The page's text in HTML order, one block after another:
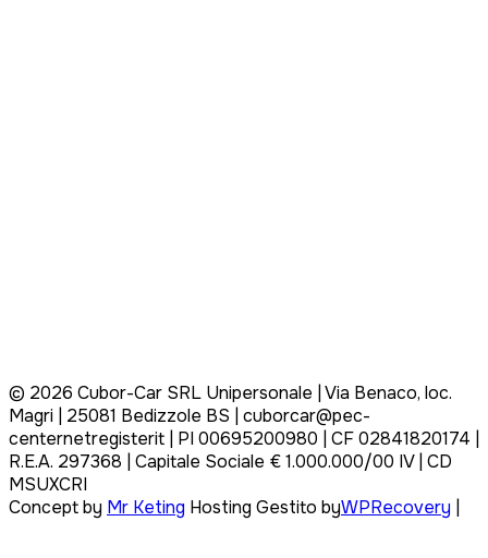
© 2026 Cubor-Car SRL Unipersonale | Via Benaco, loc.
Magri | 25081 Bedizzole BS | cuborcar@pec-
centernetregisterit | PI 00695200980 | CF 02841820174 |
R.E.A. 297368 | Capitale Sociale € 1.000.000/00 IV | CD
MSUXCRI
Concept by Mr Keting Hosting Gestito byWPRecovery